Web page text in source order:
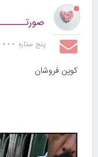
پنج ستاره
کوپن فروشان